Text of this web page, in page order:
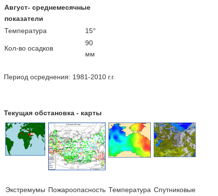
Август- среднемесячные
показатели
Температура
15°
Кол-во осадков
90
мм
Период осреднения: 1981-2010 г.г.
Текущая обстановка - карты
Экстремумы Пожароопасность Температура Cпутниковые